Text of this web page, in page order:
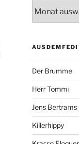
Der Brumme
Herr Tommi
Jens Bertrams
Killerhippy